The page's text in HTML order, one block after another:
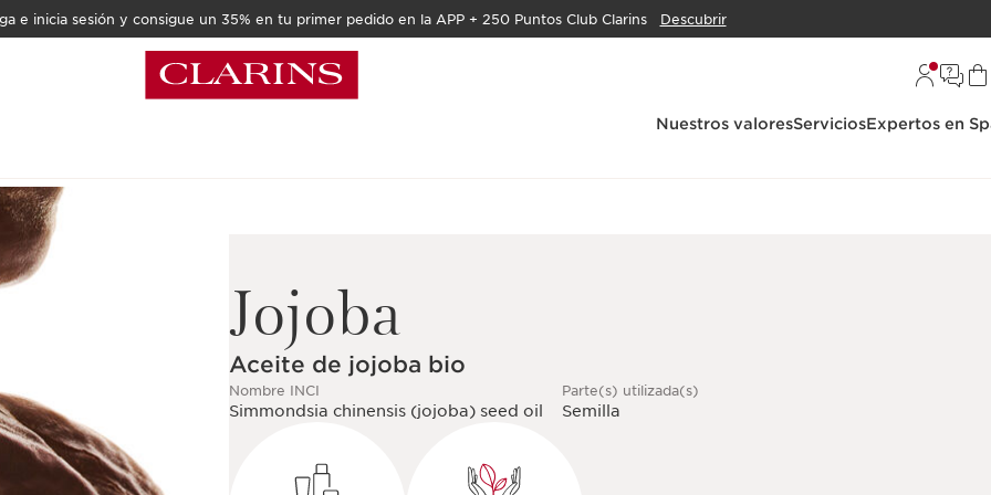
e inicia sesión y consigue un 35% en tu primer pedido en la APP + 250 Puntos Club Clarins Descubrir
Nuestros valoresServiciosExpertos en
Jojoba
Aceite de jojoba bio
Nombre INCI
Simmondsia chinensis (jojoba) seed oil
Parte(s) utilizada(s)
Semilla